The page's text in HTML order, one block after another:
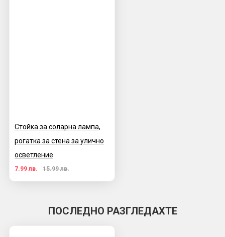
Стойка за соларна лампа,
рогатка за стена за улично
осветление
7.99 лв. 15.99 лв.
ПОСЛЕДНО РАЗГЛЕДАХТЕ